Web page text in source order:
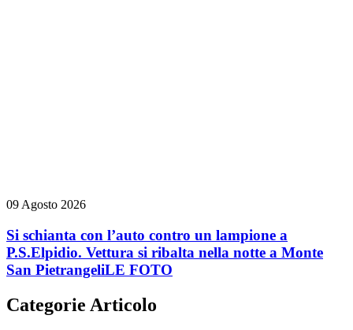
09 Agosto 2026
Si schianta con l’auto contro un lampione a
P.S.Elpidio. Vettura si ribalta nella notte a Monte
San PietrangeliLE FOTO
Categorie Articolo